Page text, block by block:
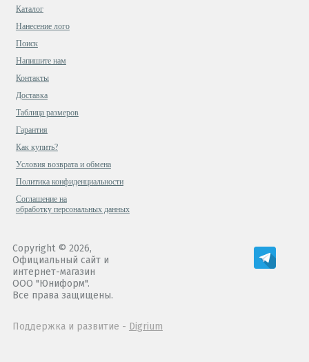
Каталог
Нанесение лого
Поиск
Напишите нам
Контакты
Доставка
Таблица размеров
Гарантия
Как купить?
Условия возврата и обмена
Политика конфиденциальности
Cоглашение на
обработку персональных данных
Copyright © 2026,
Официальный сайт и
интернет-магазин
ООО "Юниформ".
Все права защищены.
Поддержка и развитие - Digrium